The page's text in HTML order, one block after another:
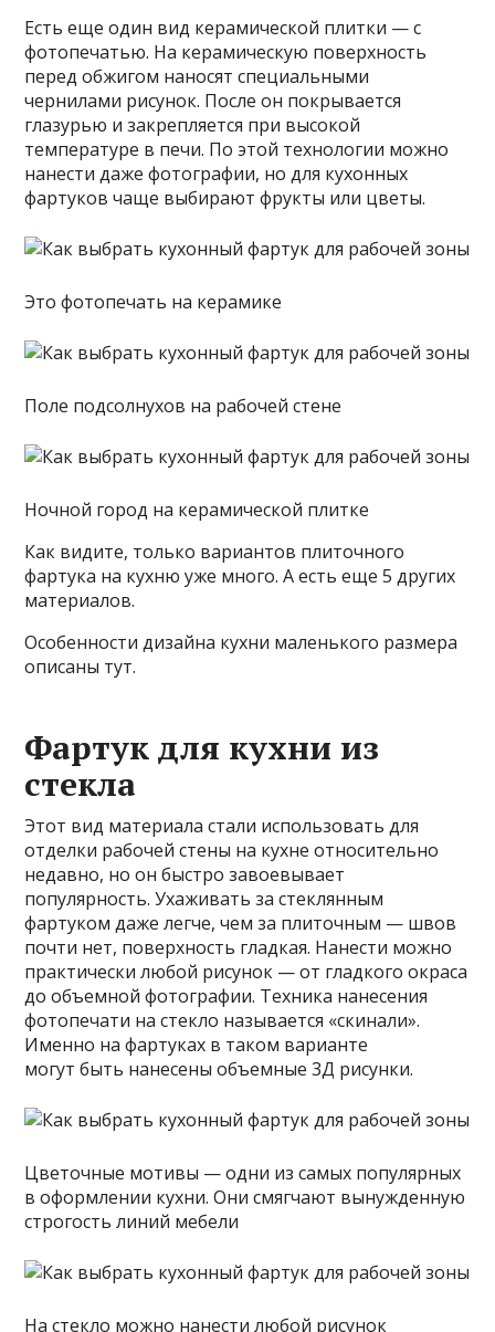
Есть еще один вид керамической плитки — с
фотопечатью. На керамическую поверхность
перед обжигом наносят специальными
чернилами рисунок. После он покрывается
глазурью и закрепляется при высокой
температуре в печи. По этой технологии можно
нанести даже фотографии, но для кухонных
фартуков чаще выбирают фрукты или цветы.
Это фотопечать на керамике
Поле подсолнухов на рабочей стене
Ночной город на керамической плитке
Как видите, только вариантов плиточного
фартука на кухню уже много. А есть еще 5 других
материалов.
Особенности дизайна кухни маленького размера
описаны тут.
Фартук для кухни из
стекла
Этот вид материала стали использовать для
отделки рабочей стены на кухне относительно
недавно, но он быстро завоевывает
популярность. Ухаживать за стеклянным
фартуком даже легче, чем за плиточным — швов
почти нет, поверхность гладкая. Нанести можно
практически любой рисунок — от гладкого окраса
до объемной фотографии. Техника нанесения
фотопечати на стекло называется «скинали».
Именно на фартуках в таком варианте
могут быть нанесены объемные 3Д рисунки.
Цветочные мотивы — одни из самых популярных
в оформлении кухни. Они смягчают вынужденную
строгость линий мебели
На стекло можно нанести любой рисунок